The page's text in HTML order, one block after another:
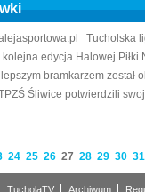
Tucholska
edycja Halowej
bramkarzem został
Śliwice potwierdzili
24 25 26 27 28 29 30 31
TucholaTV Archiwum